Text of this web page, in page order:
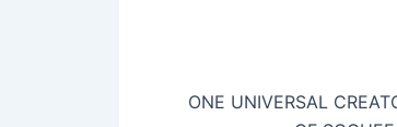
ONE UNIVERSAL